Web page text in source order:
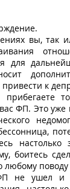
вы, так
для
к
ФП. Это
боитесь
любому
не ушел и